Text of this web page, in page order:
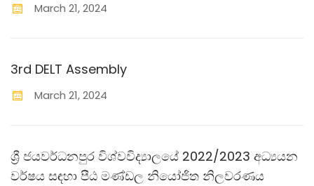
March 21,2024
3rd DELT Assembly
March 21,2024
ශ්‍රී ජයවර්ධනපුර විශ්වවිද්‍යාලයේ 2022/2023 අධ්‍යයන
වර්ෂය සඳහා පීඨ මණ්ඩල නියෝජිත නිලවරණය